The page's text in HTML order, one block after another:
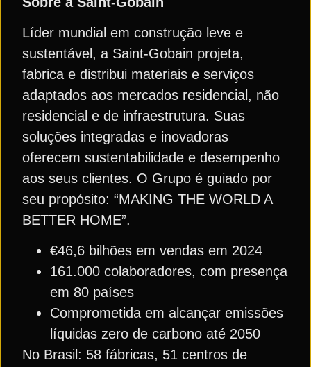
Líder mundial em construção leve e
sustentável, a Saint-Gobain projeta,
fabrica e distribui materiais e serviços
adaptados aos mercados residencial, não
residencial e de infraestrutura. Suas
soluções integradas e inovadoras
oferecem sustentabilidade e desempenho
aos seus clientes. O Grupo é guiado por
seu propósito: “MAKING THE WORLD A
BETTER HOME”.
€46,6 bilhões em vendas em 2024
161.000 colaboradores, com presença
em 80 países
Comprometida em alcançar emissões
líquidas zero de carbono até 2050
No Brasil: 58 fábricas, 51 centros de